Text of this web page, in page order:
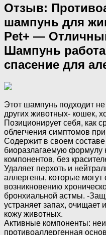
Отзыв:
шампунь для
Pet+ —
Шампунь
спасение для
Этот шампунь подходит
других животных- кошек,
Позиционирует себя, как
облегчения симптомов
Содержит в своем
биоразлагаемую формулу
компонентов, без
Удаляет перхоть и
аллергены, которые могут
возникновению
бронхиальной астмы. -
устраняет запах, очищает
кожу животных.
Активные компоненты:
противоаллергенная